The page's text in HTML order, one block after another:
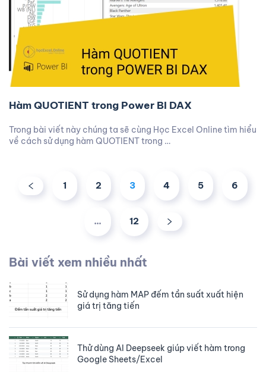
Hàm QUOTIENT trong Power BI DAX
Trong bài viết này chúng ta sẽ cùng Học Excel Online tìm hiểu
về cách sử dụng hàm QUOTIENT trong …
1 2 3 4 5 6
… 12
Bài viết xem nhiều nhất
Sử dụng hàm MAP đếm tần suất xuất hiện
giá trị tăng tiến
Thử dùng AI Deepseek giúp viết hàm trong
Google Sheets/Excel